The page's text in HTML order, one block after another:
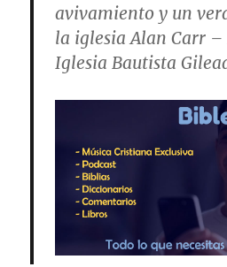
avivamiento y un
la iglesia Alan Carr –
Iglesia Bautista